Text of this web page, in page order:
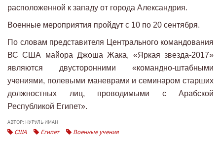
расположенной к западу от города Александрия.
Военные мероприятия пройдут с 10 по 20 сентября.
По словам представителя Центрального командования
ВС США майора Джоша Жака, «Яркая звезда-2017»
являются двусторонними «командно-штабными
учениями, полевыми маневрами и семинаром старших
должностных лиц, проводимыми с Арабской
Республикой Египет».
АВТОР: НУРУЛЬ ИМАН
США Египет Военные учения